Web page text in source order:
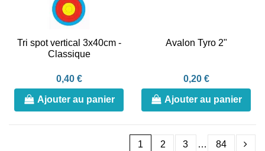
Tri spot vertical 3x40cm -
Classique
0,40 €
Ajouter au panier
Avalon Tyro 2"
0,20 €
Ajouter au panier
1 2 3 … 84